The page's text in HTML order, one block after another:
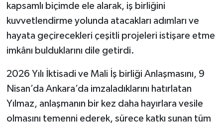
kapsamlı biçimde ele alarak, iş birliğini
kuvvetlendirme yolunda atacakları adımları ve
hayata geçirecekleri çeşitli projeleri istişare etme
imkânı bulduklarını dile getirdi.
2026 Yılı İktisadi ve Mali İş birliği Anlaşmasını, 9
Nisan’da Ankara’da imzaladıklarını hatırlatan
Yılmaz, anlaşmanın bir kez daha hayırlara vesile
olmasını temenni ederek, sürece katkı sunan tüm